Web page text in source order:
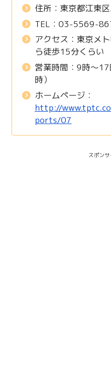
住所：東京都江東
TEL：03-5569-
アクセス：東京メ
ら徒歩15分くらい
営業時間：9時～
時）
ホームページ：
http://
ports/07
スポン